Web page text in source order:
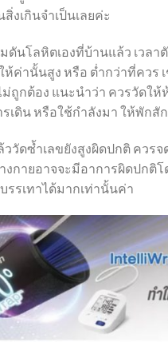
งเกินจำเป็นเลยค่ะ
ดันโลหิตเองที่บ้านแล้ว เวลา
ห้ค่านั้นสูง หรือ ต่ำกว่าที่ควร
ถูกต้อง แนะนำว่า ควรวัดให้
เดิน หรือใช้กำลังมา ให้พักสัก
วัดซ้ำเลขยังสูงผิดปกติ ควรจ
งกายอาจจะมีอาการผิดปกติ
รรเทาได้มากเท่านั้นค่า